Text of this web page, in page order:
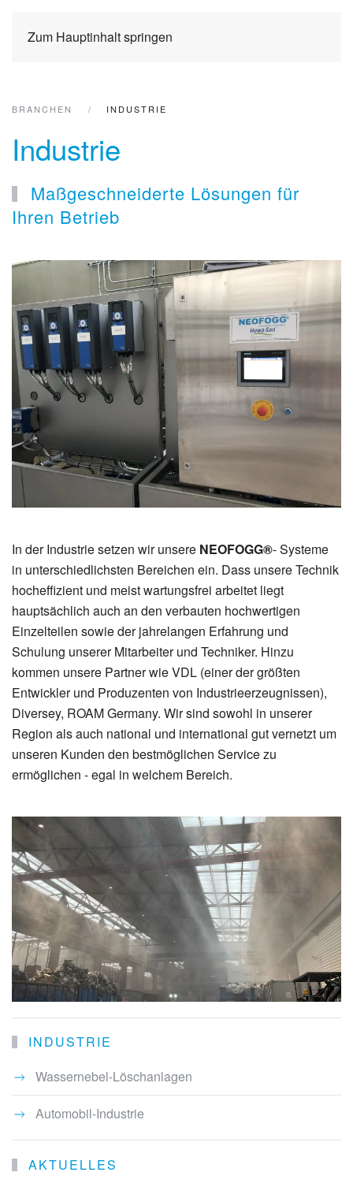
Zum Hauptinhalt springen
BRANCHEN INDUSTRIE
Industrie
Maßgeschneiderte Lösungen für
Ihren Betrieb
In der Industrie setzen wir unsere NEOFOGG®- Systeme
in unterschiedlichsten Bereichen ein. Dass unsere Technik
hocheffizient und meist wartungsfrei arbeitet liegt
hauptsächlich auch an den verbauten hochwertigen
Einzelteilen sowie der jahrelangen Erfahrung und
Schulung unserer Mitarbeiter und Techniker. Hinzu
kommen unsere Partner wie VDL (einer der größten
Entwickler und Produzenten von Industrieerzeugnissen),
Diversey, ROAM Germany. Wir sind sowohl in unserer
Region als auch national und international gut vernetzt um
unseren Kunden den bestmöglichen Service zu
ermöglichen - egal in welchem Bereich.
INDUSTRIE
Wassernebel-Löschanlagen
Automobil-Industrie
AKTUELLES